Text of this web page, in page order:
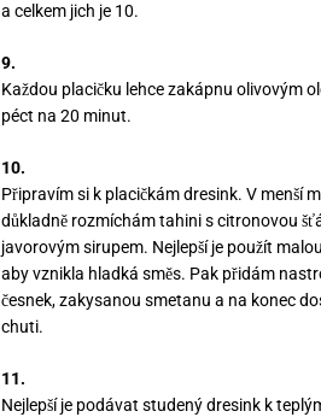
a celkem jich je 10.
9.
Každou placičku lehce zakápnu olivovým
péct na 20 minut.
10.
Připravím si k placičkám dresink. V menší
důkladně rozmíchám tahini s citronovou
javorovým sirupem. Nejlepší je použít
aby vznikla hladká směs. Pak přidám
česnek, zakysanou smetanu a na konec
chuti.
11.
Nejlepší je podávat studený dresink k